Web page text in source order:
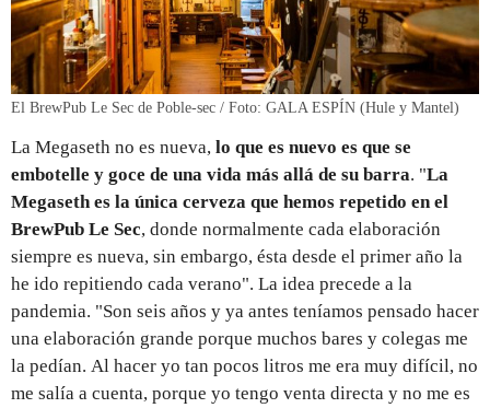
El BrewPub Le Sec de Poble-sec / Foto: GALA ESPÍN (Hule y Mantel)
La Megaseth no es nueva, lo que es nuevo es que se
embotelle y goce de una vida más allá de su barra. "La
Megaseth es la única cerveza que hemos repetido en el
BrewPub Le Sec, donde normalmente cada elaboración
siempre es nueva, sin embargo, ésta desde el primer año la
he ido repitiendo cada verano". La idea precede a la
pandemia. "Son seis años y ya antes teníamos pensado hacer
una elaboración grande porque muchos bares y colegas me
la pedían. Al hacer yo tan pocos litros me era muy difícil, no
me salía a cuenta, porque yo tengo venta directa y no me es